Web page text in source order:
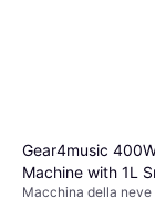
Gear4music
Machine with 1L
Macchina della neve